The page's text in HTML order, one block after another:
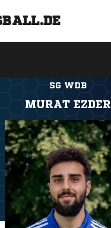
SG WDB
MURAT EZDER